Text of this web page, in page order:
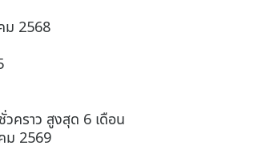
ม 2568
วคราว สูงสุด 6 เดือน
ม 2569